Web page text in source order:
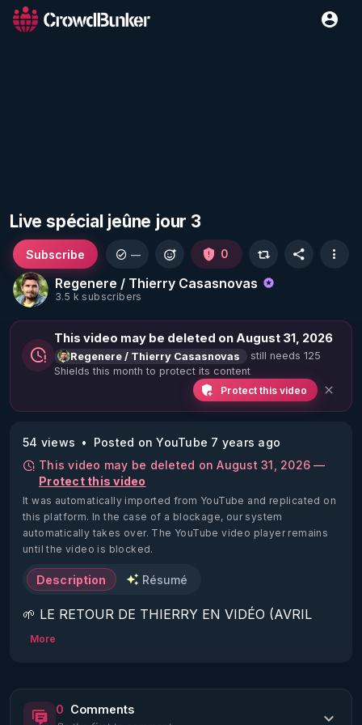
Live spécial jeûne jour 3
Regenere / Thierry Casasnovas
3.5 k subscribers
Subscribe — 0
This video may be deleted on August 31, 2026
Regenere / Thierry Casasnovas
still needs 125
Shields this month to protect its content
Protect this video
54 views
Posted on YouTube 7 years ago
This video may be deleted on August 31, 2026 —
Protect this video
It was automatically imported from YouTube and replicated on
this platform. In the case of a blockage, our system
automatically takes over. The YouTube video player remains
until the video is blocked.
Description Résumé
🌱 LE RETOUR DE THIERRY EN VIDÉO (AVRIL
2022)!
https://www.rgnr.fr/presentation.html
More
0 Comments